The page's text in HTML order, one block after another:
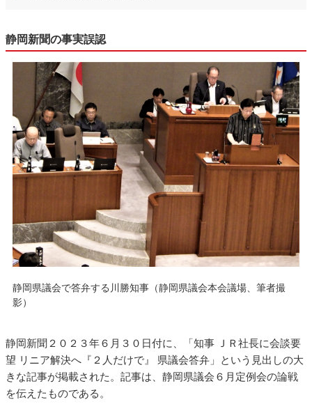
静岡新聞の事実誤認
静岡県議会で答弁する川勝知事（静岡県議会本会議場、筆者撮
影）
静岡新聞２０２３年６月３０日付に、「知事 ＪＲ社長に会談要
望 リニア解決へ『２人だけで』 県議会答弁」という見出しの大
きな記事が掲載された。記事は、静岡県議会６月定例会の論戦
を伝えたものである。